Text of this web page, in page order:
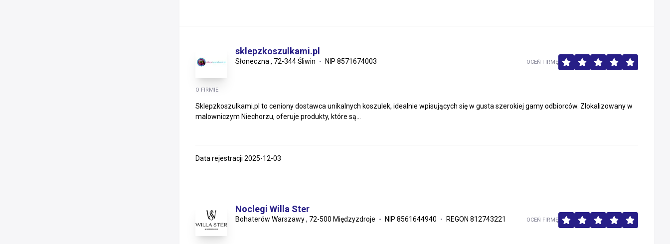
sklepzkoszulkami.pl
Słoneczna , 72-344 Śliwin NIP 8571674003
O FIRMIE
Sklepzkoszulkami.pl to ceniony dostawca unikalnych koszulek, idealnie wpisujących się w gusta szerokiej gamy odbiorców. Zlokalizowany w
malowniczym Niechorzu, oferuje produkty, które są...
OCEŃ FIRMĘ
Data rejestracji 2025-12-03
Noclegi Willa Ster
Bohaterów Warszawy , 72-500 Międzyzdroje NIP 8561644940 REGON 812743221 OCEŃ FIRMĘ